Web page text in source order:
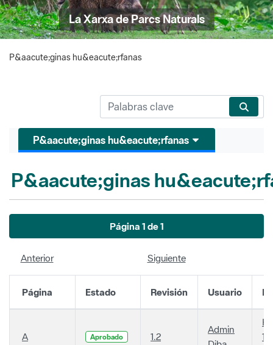
La Xarxa de Parcs Naturals
P&aacute;ginas hu&eacute;rfanas
P&aacute;ginas hu&eacute;rfanas
P&aacute;ginas
Página 1 de 1
Anterior Siguiente
Página Estado Revisión Usuario
A Aprobado 1.2
Admin
14